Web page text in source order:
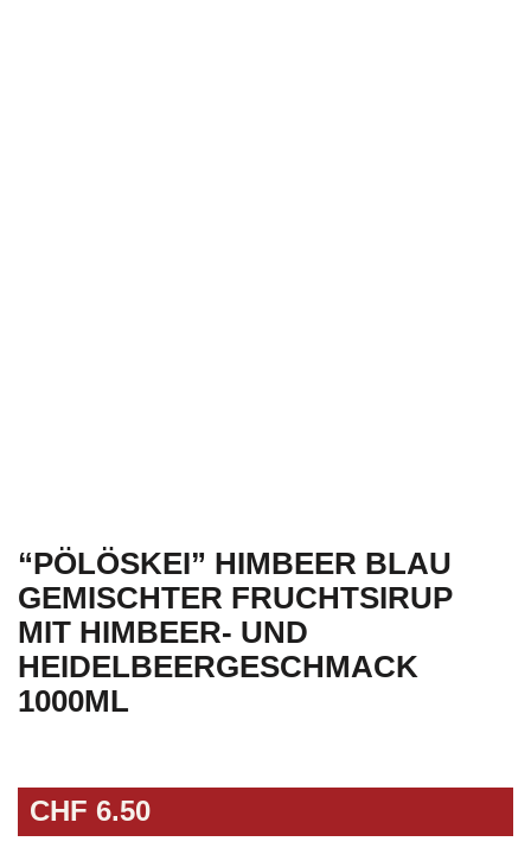
“PÖLÖSKEI” HIMBEER BLAU
GEMISCHTER FRUCHTSIRUP
MIT HIMBEER- UND
HEIDELBEERGESCHMACK
1000ML
CHF 6.50